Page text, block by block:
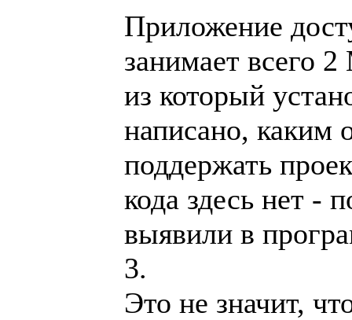
Приложение
занимает всего
из который
написано, каким
поддержать
кода здесь нет -
выявили в
3.
Это не значит,